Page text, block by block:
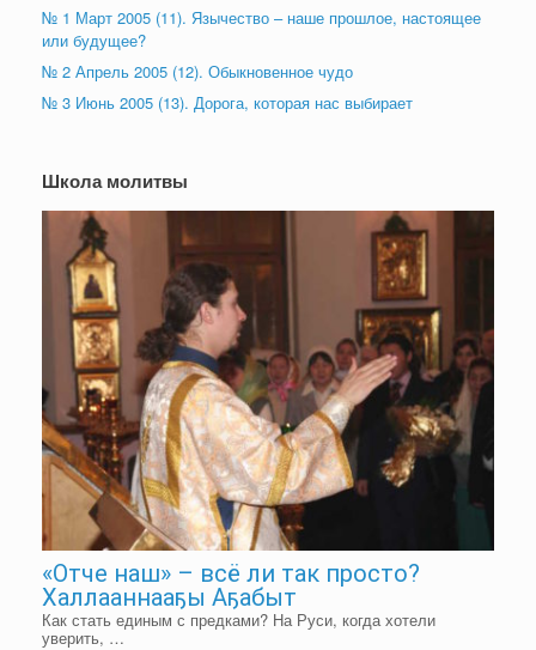
№ 1 Март 2005 (11). Язычество – наше прошлое, настоящее
или будущее?
№ 2 Апрель 2005 (12). Обыкновенное чудо
№ 3 Июнь 2005 (13). Дорога, которая нас выбирает
Школа молитвы
«Отче наш» – всё ли так просто?
Халлааннааҕы Аҕабыт
Как стать единым с предками? На Руси, когда хотели
уверить, …